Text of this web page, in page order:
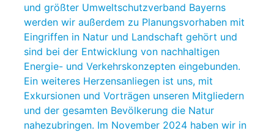
und größter Umweltschutzverband Bayerns
werden wir außerdem zu Planungsvorhaben mit
Eingriffen in Natur und Landschaft gehört und
sind bei der Entwicklung von nachhaltigen
Energie- und Verkehrskonzepten eingebunden.
Ein weiteres Herzensanliegen ist uns, mit
Exkursionen und Vorträgen unseren Mitgliedern
und der gesamten Bevölkerung die Natur
nahezubringen. Im November 2024 haben wir in